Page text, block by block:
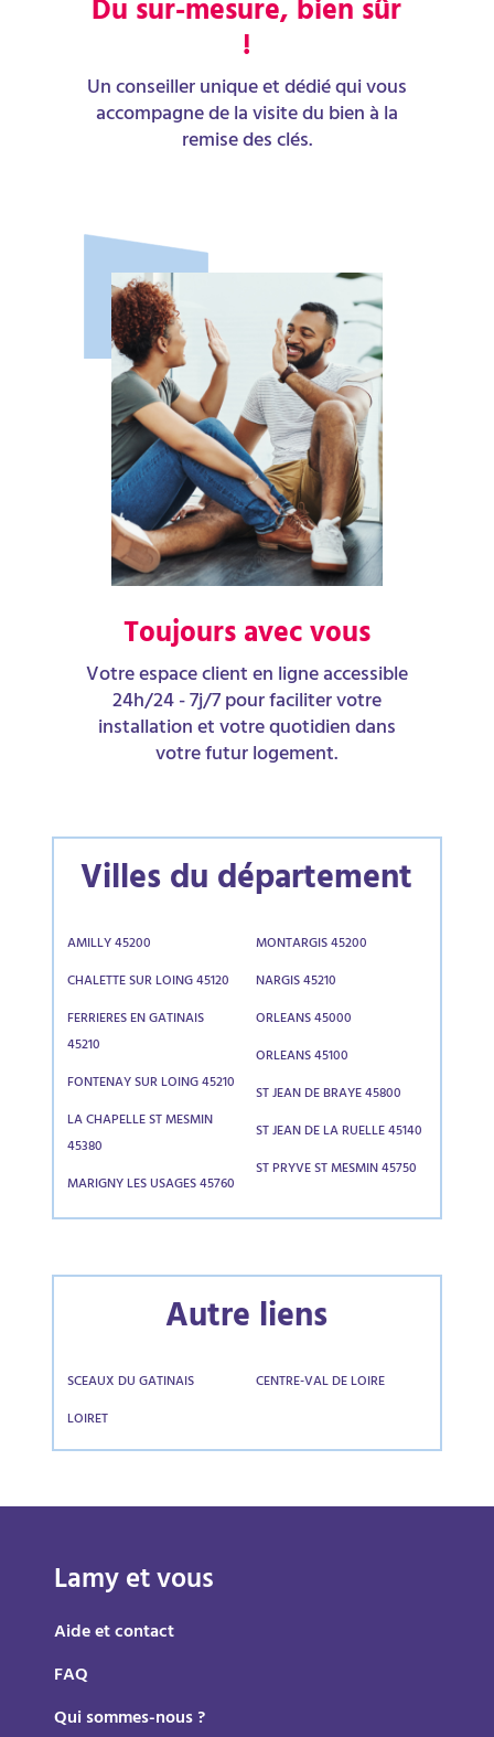
Du sur-mesure, bien sûr
!
Un conseiller unique et dédié qui vous
accompagne de la visite du bien à la
remise des clés.
Toujours avec vous
Votre espace client en ligne accessible
24h/24 - 7j/7 pour faciliter votre
installation et votre quotidien dans
votre futur logement.
Villes du département
AMILLY 45200
CHALETTE SUR LOING 45120
FERRIERES EN GATINAIS
45210
FONTENAY SUR LOING 45210
LA CHAPELLE ST MESMIN
45380
MARIGNY LES USAGES 45760
MONTARGIS 45200
NARGIS 45210
ORLEANS 45000
ORLEANS 45100
ST JEAN DE BRAYE 45800
ST JEAN DE LA RUELLE 45140
ST PRYVE ST MESMIN 45750
Autre liens
SCEAUX DU GATINAIS
LOIRET
CENTRE-VAL DE LOIRE
Lamy et vous
Aide et contact
FAQ
Qui sommes-nous ?